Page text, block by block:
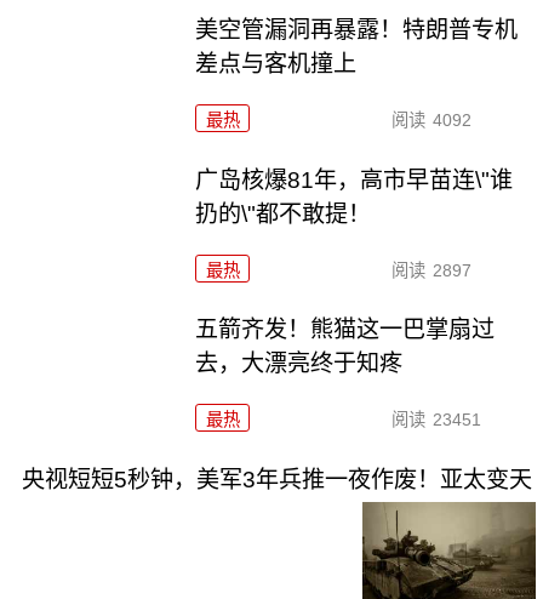
美空管漏洞再暴露！特朗普专机
差点与客机撞上
最热 阅读 4092
广岛核爆81年，高市早苗连\"谁
扔的\"都不敢提！
最热 阅读 2897
五箭齐发！熊猫这一巴掌扇过
去，大漂亮终于知疼
最热 阅读 23451
央视短短5秒钟，美军3年兵推一夜作废！亚太变天